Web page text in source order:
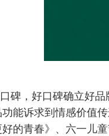
碑，好口碑确立好
能诉求到情感价值
的青春》、六一儿